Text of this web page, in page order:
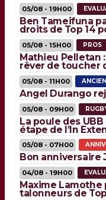
05/08 - 19H00
Ben Tameifuna
droits de Top 14
05/08 - 15H00 PROS
Mathieu Pelletan
rêver de toucher
05/08 - 11H00
Angel Durango
05/08 - 09H00
La poule des
étape de l’In
05/08 - 07H00
Bon anniversaire
04/08 - 19H00
Maxime
talonneurs de